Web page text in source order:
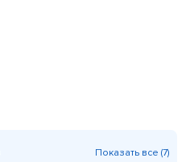
Показать все (7)